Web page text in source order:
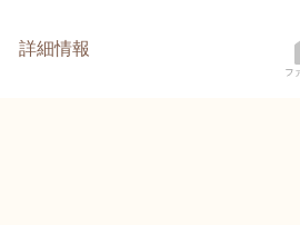
詳細情報